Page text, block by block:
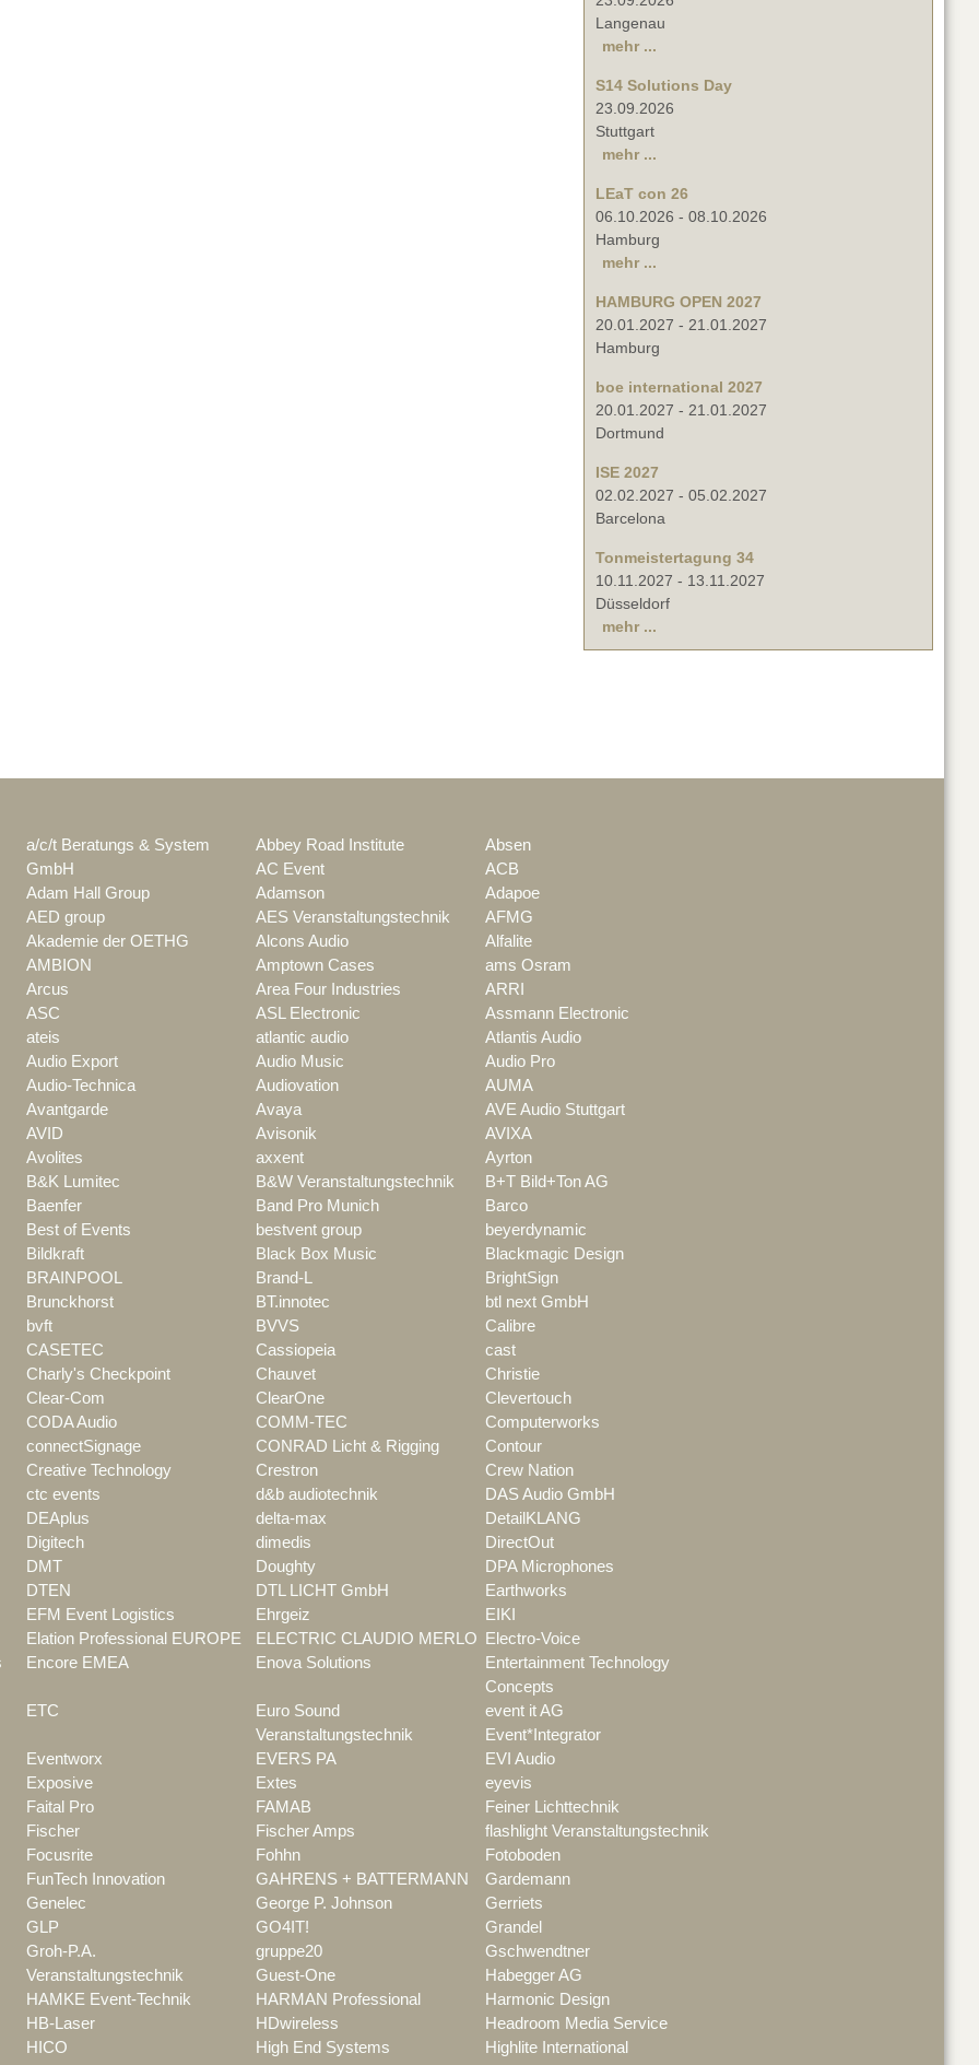
Langenau
mehr ...
S14 Solutions Day
23.09.2026
Stuttgart
mehr ...
LEaT con 26
06.10.2026 - 08.10.2026
Hamburg
mehr ...
HAMBURG OPEN 2027
20.01.2027 - 21.01.2027
Hamburg
boe international 2027
20.01.2027 - 21.01.2027
Dortmund
ISE 2027
02.02.2027 - 05.02.2027
Barcelona
Tonmeistertagung 34
10.11.2027 - 13.11.2027
Düsseldorf
mehr ...
a/c/t Beratungs & System
GmbH
Abbey Road Institute
Absen
AC Event
ACB
Adam Hall Group Adamson
Adapoe
AED group AES Veranstaltungstechnik
AFMG
Akademie der OETHG Alcons Audio
Alfalite
AMBION Amptown Cases
ams Osram
Arcus Area Four Industries
ARRI
ASC ASL Electronic
Assmann Electronic
ateis atlantic audio
Atlantis Audio
Audio Export Audio Music
Audio Pro
Audio-Technica Audiovation
AUMA
Avantgarde Avaya
AVE Audio Stuttgart
AVID Avisonik
AVIXA
Avolites axxent
Ayrton
B&K Lumitec B&W Veranstaltungstechnik
B+T Bild+Ton AG
Baenfer Band Pro Munich
Barco
Best of Events bestvent group
beyerdynamic
Bildkraft Black Box Music
Blackmagic Design
BRAINPOOL Brand-L
BrightSign
Brunckhorst BT.innotec
btl next GmbH
bvft BVVS
Calibre
CASETEC Cassiopeia
cast
Charly's Checkpoint Chauvet
Christie
Clear-Com ClearOne
Clevertouch
CODA Audio COMM-TEC
Computerworks
connectSignage CONRAD Licht & Rigging
Contour
Creative Technology Crestron
Crew Nation
ctc events d&b audiotechnik
DAS Audio GmbH
DEAplus delta-max
DetailKLANG
Digitech dimedis
DirectOut
DMT Doughty
DPA Microphones
DTEN DTL LICHT GmbH
Earthworks
EFM Event Logistics Ehrgeiz
EIKI
Elation Professional EUROPE ELECTRIC CLAUDIO MERLO
Electro-Voice
Encore EMEA Enova Solutions
Entertainment Technology
Concepts
ETC
Euro Sound
Veranstaltungstechnik
event it AG
Event*Integrator
Eventworx EVERS PA
EVI Audio
Exposive Extes
eyevis
Faital Pro FAMAB
Feiner Lichttechnik
Fischer Fischer Amps
flashlight Veranstaltungstechnik
Focusrite Fohhn
Fotoboden
FunTech Innovation GAHRENS + BATTERMANN
Gardemann
Genelec George P. Johnson
Gerriets
GLP GO4IT!
Grandel
Groh-P.A.
Veranstaltungstechnik
gruppe20
Gschwendtner
Guest-One
Habegger AG
HAMKE Event-Technik HARMAN Professional
Harmonic Design
HB-Laser HDwireless
Headroom Media Service
HICO High End Systems
Highlite International